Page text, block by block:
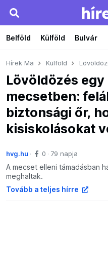
Belföld Külföld Bulvár
Hírek Ma Külföld Lövöldözés egy San
Lövöldözés
mecsetben:
biztonsági őr,
kisiskolásokat
hvg.hu 0 79 napja
A mecset elleni támadásban
meghaltak.
Tovább a teljes hírre